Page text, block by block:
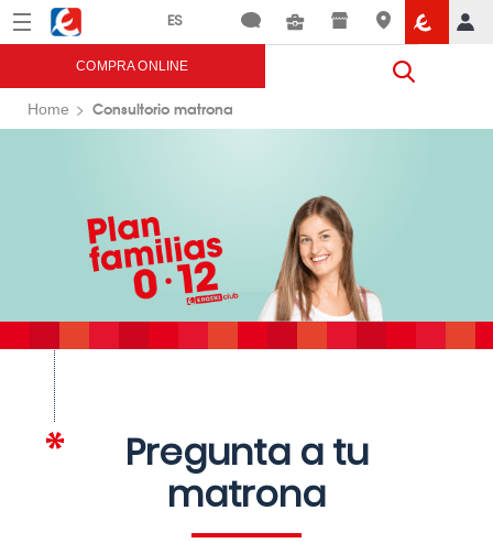
Menú Eroski
COMPRA ONLINE
Home Consultorio matrona
Pregunta a tu
matrona